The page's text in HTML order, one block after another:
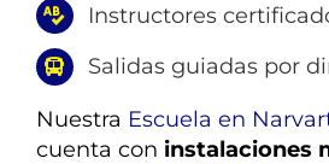
Instructores
Salidas guiadas por
Nuestra Escuela en
cuenta con instalaciones